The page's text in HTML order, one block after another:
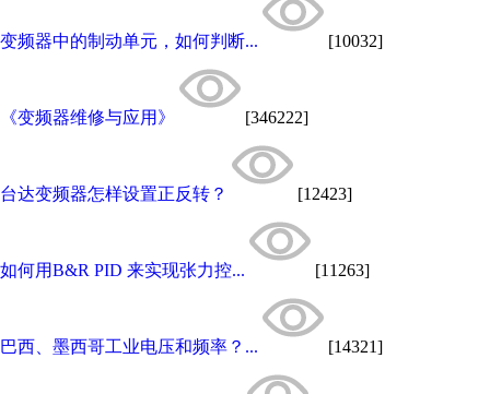
变频器中的制动单元，如何判断... [10032]
《变频器维修与应用》 [346222]
台达变频器怎样设置正反转？ [12423]
如何用B&R PID 来实现张力控... [11263]
巴西、墨西哥工业电压和频率？... [14321]